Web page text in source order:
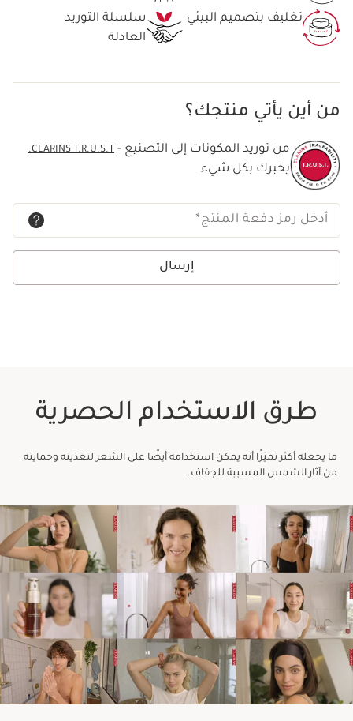
تغليف بتصميم البيئي
سلسلة التوريد
العادلة
من أين يأتي منتجك؟
من توريد المكونات إلى التصنيع - CLARINS T.R.U.S.T.
يخبرك بكل شيء
أدخل رمز دفعة المنتج*
إرسال
طرق الاستخدام الحصرية
ما يجعله أكثر تميّزًا أنه يمكن استخدامه أيضًا على الشعر لتغذيته وحمايته
من آثار الشمس المسببة للجفاف.